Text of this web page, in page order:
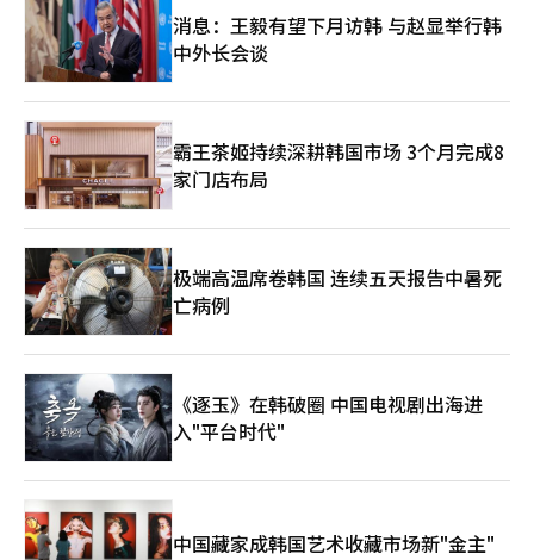
消息：王毅有望下月访韩 与赵显举行韩
中外长会谈
霸王茶姬持续深耕韩国市场 3个月完成8
家门店布局
极端高温席卷韩国 连续五天报告中暑死
亡病例
《逐玉》在韩破圈 中国电视剧出海进
入"平台时代"
中国藏家成韩国艺术收藏市场新"金主"